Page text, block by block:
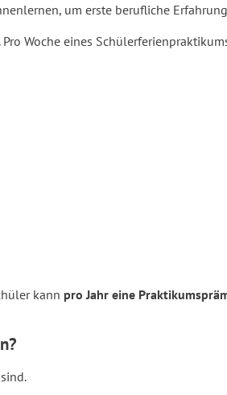
um erste berufliche
Woche eines
kann pro Jahr eine